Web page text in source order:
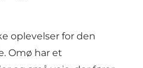
oplevelser for den
Omø har et